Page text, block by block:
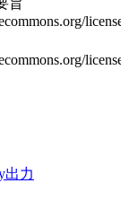
旨
出力